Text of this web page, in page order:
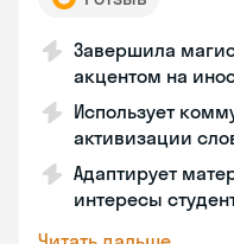
Завершила
акцентом на
Использует
активизации
Адаптирует
интересы